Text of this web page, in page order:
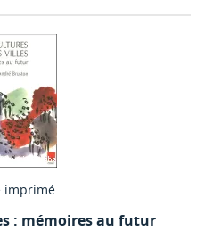
imprimé
: mémoires au futur